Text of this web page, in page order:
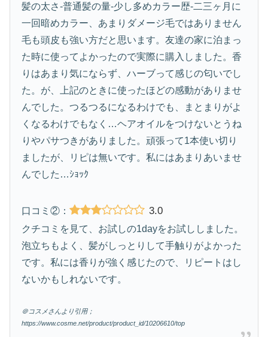
髪の太さ-普通髪の量-少し多めカラー歴-二三ヶ月に
一回暗めカラー、あまりダメージ毛ではありません
毛も頭皮も強い方だと思います。友達の家に泊まっ
た時に使ってよかったので実際に購入しました。香
りはあまり気にならず、ハーブって感じの匂いでし
た。が、上記のときに使ったほどの感動がありませ
んでした。つるつるになるわけでも、まとまりがよ
くなるわけでもなく…ヘアオイルをつけないとうね
りやパサつきがありました。頑張って1本使い切り
ましたが、リピは無いです。私にはあまりあいませ
んでした…ｼｮｯｸ
口コミ②： 3.0
クチコミを見て、お試しの1dayをお試ししました。
泡立ちもよく、髪がしっとりして手触りがよかった
です。私には香りが強く感じたので、リピートはし
ないかもしれないです。
＠コスメさんより引用；
https://www.cosme.net/product/product_id/10206610/top